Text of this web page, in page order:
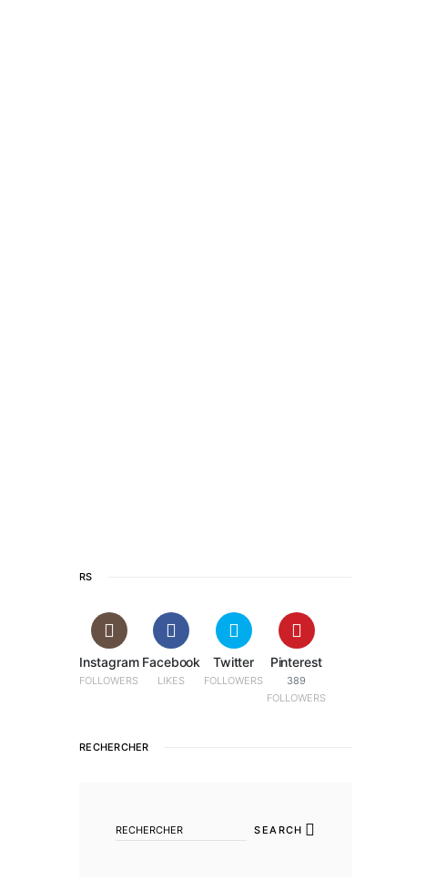
RS
Instagram
FOLLOWERS
Facebook
LIKES
Twitter
FOLLOWERS
Pinterest
389
FOLLOWERS
RECHERCHER
SEARCH